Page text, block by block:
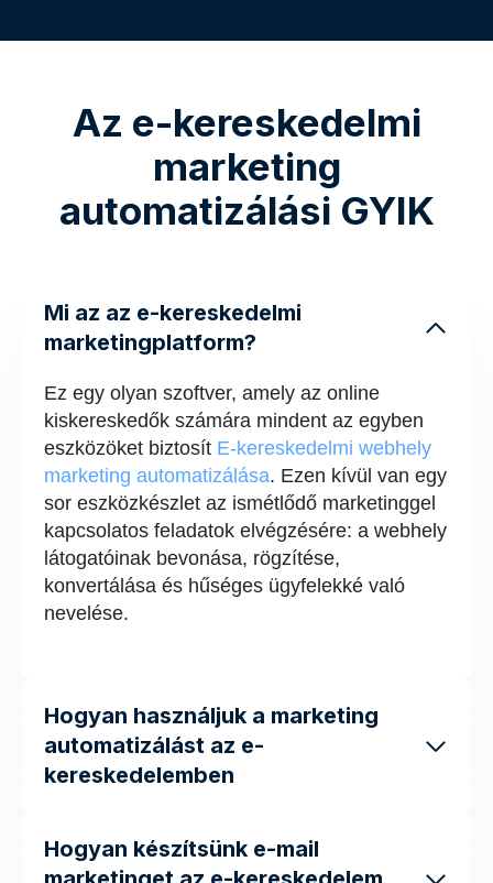
Az e-kereskedelmi
marketing
automatizálási GYIK
Mi az az e-kereskedelmi
marketingplatform?
Ez egy olyan szoftver, amely az online
kiskereskedők számára mindent az egyben
eszközöket biztosít E-kereskedelmi webhely
marketing automatizálása. Ezen kívül van egy
sor eszközkészlet az ismétlődő marketinggel
kapcsolatos feladatok elvégzésére: a webhely
látogatóinak bevonása, rögzítése,
konvertálása és hűséges ügyfelekké való
nevelése.
Hogyan használjuk a marketing
automatizálást az e-
kereskedelemben
Hogyan készítsünk e-mail